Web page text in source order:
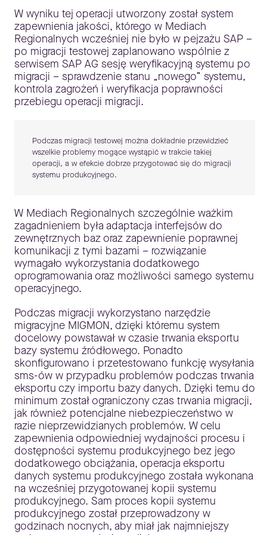
W wyniku tej operacji utworzony został system
zapewnienia jakości, którego w Mediach
Regionalnych wcześniej nie było w pejzażu SAP –
po migracji testowej zaplanowano wspólnie z
serwisem SAP AG sesję weryfikacyjną systemu po
migracji – sprawdzenie stanu „nowego” systemu,
kontrola zagrożeń i weryfikacja poprawności
przebiegu operacji migracji.
Podczas migracji testowej można dokładnie przewidzieć
wszelkie problemy mogące wystąpić w trakcie takiej
operacji, a w efekcie dobrze przygotować się do migracji
systemu produkcyjnego.
W Mediach Regionalnych szczególnie ważkim
zagadnieniem była adaptacja interfejsów do
zewnętrznych baz oraz zapewnienie poprawnej
komunikacji z tymi bazami – rozwiązanie
wymagało wykorzystania dodatkowego
oprogramowania oraz możliwości samego systemu
operacyjnego.
Podczas migracji wykorzystano narzędzie
migracyjne MIGMON, dzięki któremu system
docelowy powstawał w czasie trwania eksportu
bazy systemu źródłowego. Ponadto
skonfigurowano i przetestowano funkcję wysyłania
sms-ów w przypadku problemów podczas trwania
eksportu czy importu bazy danych. Dzięki temu do
minimum został ograniczony czas trwania migracji,
jak również potencjalne niebezpieczeństwo w
razie nieprzewidzianych problemów. W celu
zapewnienia odpowiedniej wydajności procesu i
dostępności systemu produkcyjnego bez jego
dodatkowego obciążania, operacja eksportu
danych systemu produkcyjnego została wykonana
na wcześniej przygotowanej kopii systemu
produkcyjnego. Sam proces kopii systemu
produkcyjnego został przeprowadzony w
godzinach nocnych, aby miał jak najmniejszy